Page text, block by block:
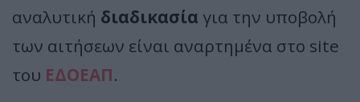
αναλυτική διαδικασία για την υποβολή
των αιτήσεων είναι αναρτημένα στο site
του ΕΔΟΕΑΠ.